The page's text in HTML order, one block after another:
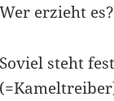
Wer erzieht
Soviel steht